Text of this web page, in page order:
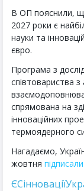
В ОП пояснили,
2027 роки є
науки та
євро.
Програма з
співтовариства
спрямована на
інноваційних
термоядерного
Нагадаємо,
жовтня
ЄСінновації